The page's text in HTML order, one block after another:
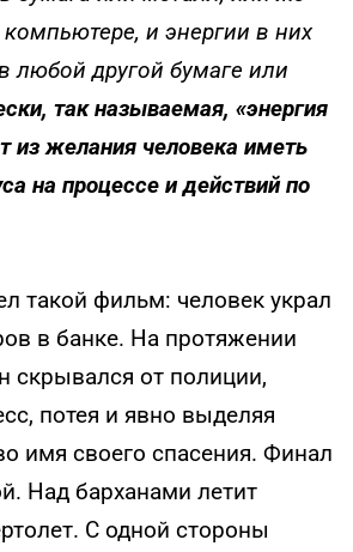
и энергии в них
любой дру­гой бумаге или
так называемая, «энергия
из желания человека иметь
на процессе и действий по
такой фильм: человек украл
в банке. На протяжении
скрывался от полиции,
потея и явно выделяя
имя своего спасения. Финал
Над барханами летит
С одной стороны